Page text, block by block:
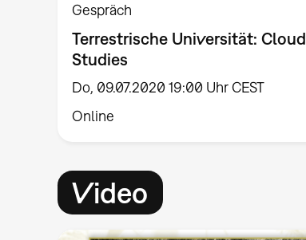
Gespräch
Terrestrische Universität: Cloud
Studies
Do, 09.07.2020 19:00 Uhr CEST
Online
Video